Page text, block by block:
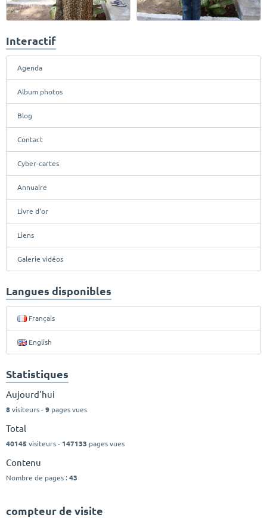
Interactif
Agenda
Album photos
Blog
Contact
Cyber-cartes
Annuaire
Livre d'or
Liens
Galerie vidéos
Langues disponibles
Français
English
Statistiques
Aujourd'hui
8visiteurs -9 pages vues
Total
40145 visiteurs - 147133 pages vues
Contenu
Nombre de pages : 43
compteur de visite